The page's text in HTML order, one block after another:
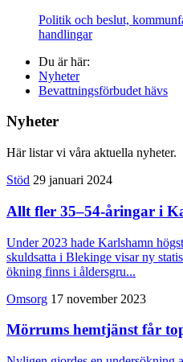
Politik och beslut,
handlingar
Du är här:
Nyheter
Bevattningsförbudet hävs
Nyheter
Här listar vi våra aktuella nyheter.
Stöd 29 januari 2024
Allt fler 35–54-åringar i
Under 2023 hade Karlshamn
skuldsatta i Blekinge visar ny
ökning finns i åldersgru...
Omsorg 17 november 2023
Mörrums hemtjänst får